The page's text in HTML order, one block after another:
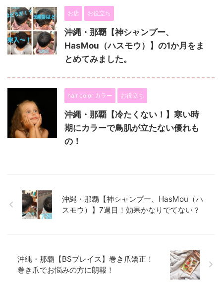
お店 お役立ち
沖縄・那覇【神シャンプー、
HasMou（ハスモウ）】の1か月をま
とめてみました。
hair color カラー お役立ち
沖縄・那覇【冷たくない！】寒い時
期にカラーで鳥肌が立たない優れも
の！
沖縄・那覇【神シャンプー、HasMou（ハ
スモウ）】7週目！効果かなりでてない？
沖縄・那覇【BSブレイス】巻き爪矯正！
巻き爪でお悩みの方に朗報！